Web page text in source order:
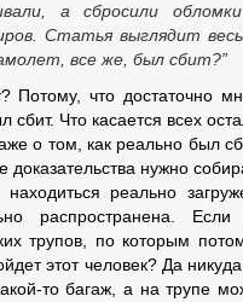
а сбросили обломки
Статья выглядит
все же, был сбит?”
что достаточно
Что касается всех
о том, как реально был
нужно
реально
распространена. Если
трупов, по которым
этот человек? Да
то багаж, а на трупе